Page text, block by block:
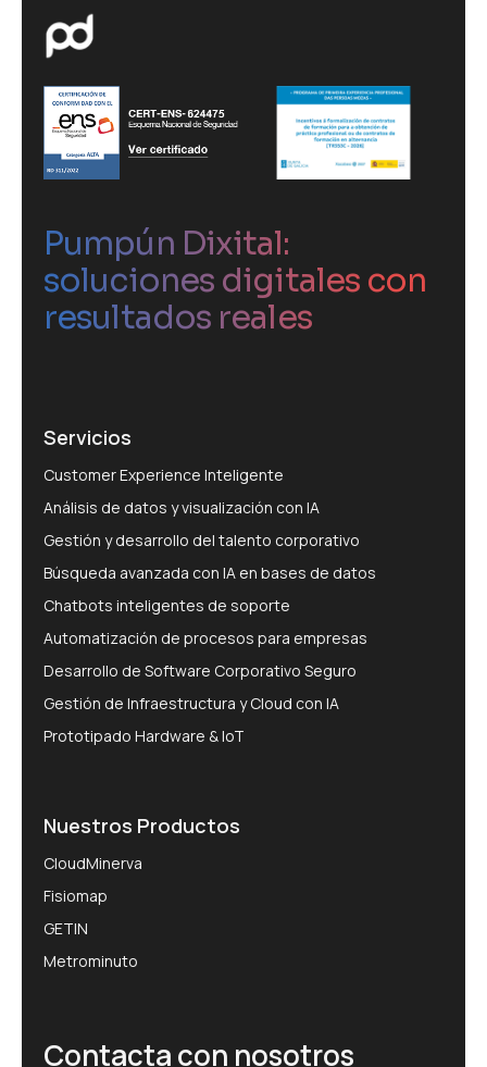
Pumpún Dixital:
soluciones digitales con
resultados reales
Servicios
Customer Experience Inteligente
Análisis de datos y visualización con IA
Gestión y desarrollo del talento corporativo
Búsqueda avanzada con IA en bases de datos
Chatbots inteligentes de soporte
Automatización de procesos para empresas
Desarrollo de Software Corporativo Seguro
Gestión de Infraestructura y Cloud con IA
Prototipado Hardware & IoT
Nuestros Productos
CloudMinerva
Fisiomap
GETIN
Metrominuto
Contacta con nosotros